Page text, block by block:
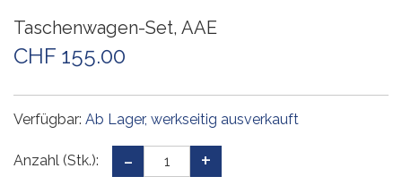
Taschenwagen-Set, AAE
CHF 155.00
Verfügbar: Ab Lager, werkseitig ausverkauft
Anzahl (Stk.):